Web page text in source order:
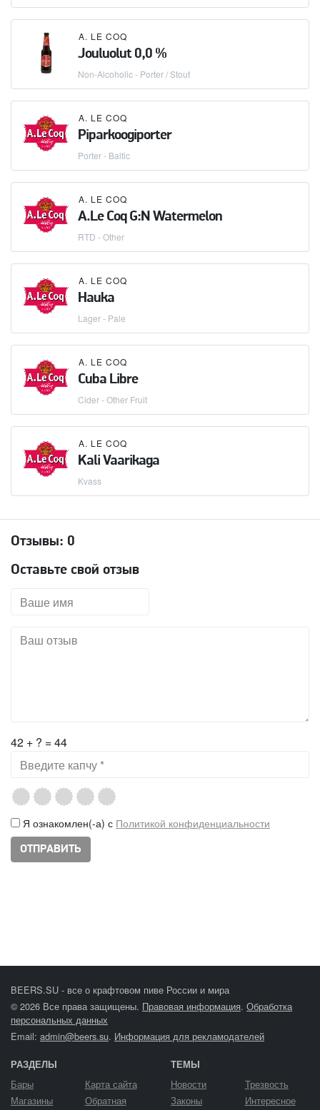
A. LE COQ
Jouluolut 0,0 %
Non-Alcoholic - Porter / Stout
A. LE COQ
Piparkoogiporter
Porter - Baltic
A. LE COQ
A.Le Coq G:N Watermelon
RTD - Other
A. LE COQ
Hauka
Lager - Pale
A. LE COQ
Cuba Libre
Cider - Other Fruit
A. LE COQ
Kali Vaarikaga
Kvass
Отзывы: 0
Оставьте свой отзыв
42 + ? = 44
Я ознакомлен(-а) с Политикой конфиденциальности
BEERS.SU - все о крафтовом пиве России и мира
© 2026 Все права защищены. Правовая информация. Обработка
персональных данных
Email: admin@beers.su. Информация для рекламодателей
РАЗДЕЛЫ
Бары
Магазины
Карта сайта
Обратная
ТЕМЫ
Новости
Законы
Трезвость
Интересное